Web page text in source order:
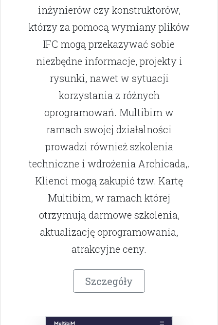
inżynierów czy konstruktorów,
którzy za pomocą wymiany plików
IFC mogą przekazywać sobie
niezbędne informacje, projekty i
rysunki, nawet w sytuacji
korzystania z różnych
oprogramowań. Multibim w
ramach swojej działalności
prowadzi również szkolenia
techniczne i wdrożenia Archicada,.
Klienci mogą zakupić tzw. Kartę
Multibim, w ramach której
otrzymują darmowe szkolenia,
aktualizację oprogramowania,
atrakcyjne ceny.
Szczegóły